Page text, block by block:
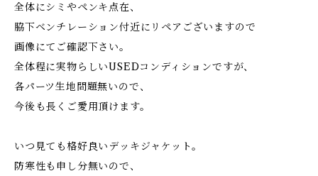
全体にシミやペンキ点在、
脇下ベンチレーション付近にリペアございますので
画像にてご確認下さい。
全体程に実物らしいUSEDコンディションですが、
各パーツ生地問題無いので、
今後も長くご愛用頂けます。
いつ見ても格好良いデッキジャケット。
防寒性も申し分無いので、